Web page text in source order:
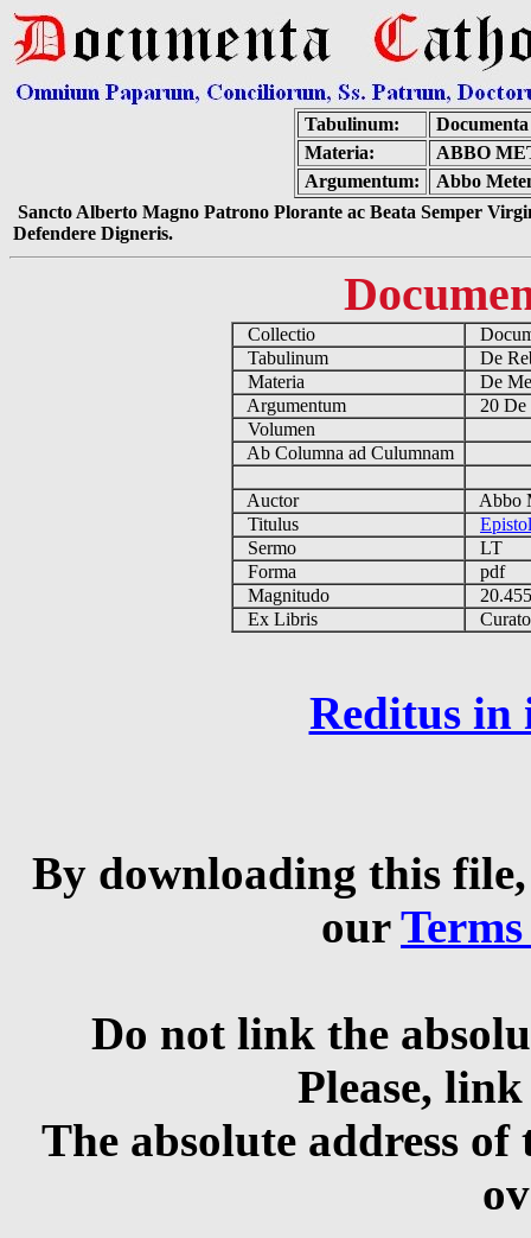
Tabulinum:
Materia:
ABBO
Argumentum:
Abbo
Sancto Alberto Magno Patrono Plorante ac Beata Semper
Defendere Digneris.
Collectio
Tabulinum
De
Materia
De
Argumentum
20
Volumen
Ab Columna ad Culumnam
Auctor
Abbo
Titulus
Sermo
LT
Forma
pdf
Magnitudo
Ex Libris
Reditus in
By downloading this
our
Do not link the
Please,
The absolute address